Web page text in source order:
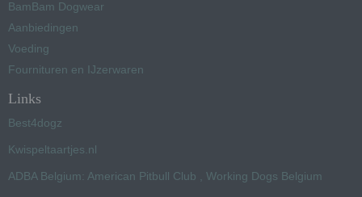
BamBam Dogwear
Aanbiedingen
Voeding
Fournituren en IJzerwaren
Links
Best4dogz
Kwispeltaartjes.nl
ADBA Belgium: American Pitbull Club , Working Dogs Belgium